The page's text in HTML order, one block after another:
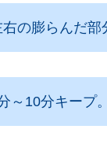
の膨らんだ部
～10分キープ。